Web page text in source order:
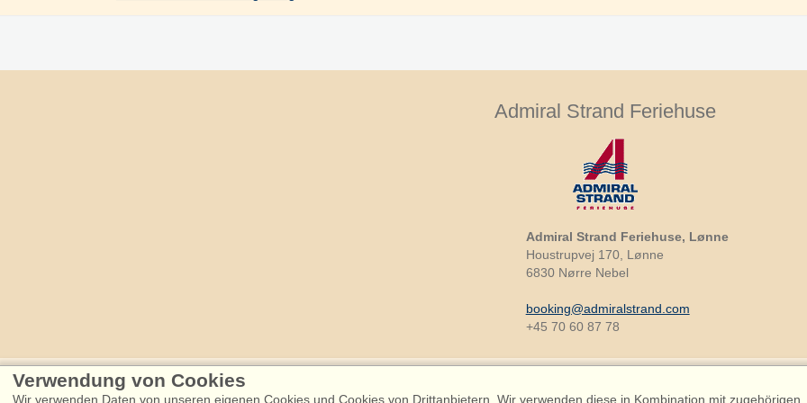
Admiral Strand Feriehuse
Admiral Strand Feriehuse, Lønne
Houstrupvej 170, Lønne
6830 Nørre Nebel
booking@admiralstrand.com
+45 70 60 87 78
Følg os på: Facebook Instagram
Verwendung von Cookies
Wir verwenden Daten von unseren eigenen Cookies und Cookies von Drittanbietern. Wir verwenden diese in Kombination mit zugehörigen